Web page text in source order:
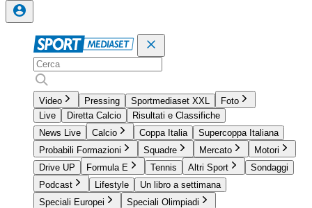
Video Pressing Sportmediaset XXL
Foto
Live
Diretta Calcio
Risultati e Classifiche
News Live
Calcio Coppa Italia
Supercoppa Italiana
Probabili Formazioni
Squadre Mercato
Motori
Drive UP
Formula E Tennis Altri Sport
Sondaggi
Podcast
Lifestyle
Un libro a settimana
Speciali Europei
Speciali Olimpiadi